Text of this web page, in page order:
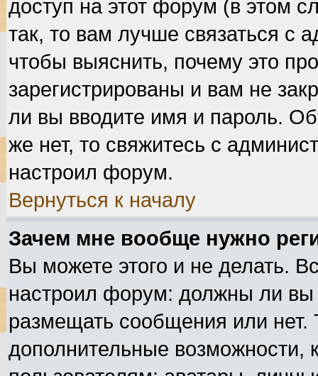
доступ на этот форум (в этом
так, то вам лучше связаться с
чтобы выяснить, почему это
зарегистрированы и вам не
ли вы вводите имя и пароль.
же нет, то свяжитесь с
настроил форум.
Вернуться к началу
Зачем мне вообще нужно
Вы можете этого и не делать.
настроил форум: должны ли вы
размещать сообщения или нет.
дополнительные